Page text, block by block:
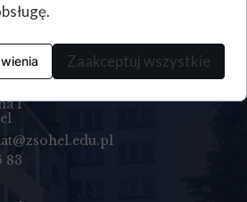
Szkół Ogólnokształcących
1
83
Zaakceptuj wszystkie